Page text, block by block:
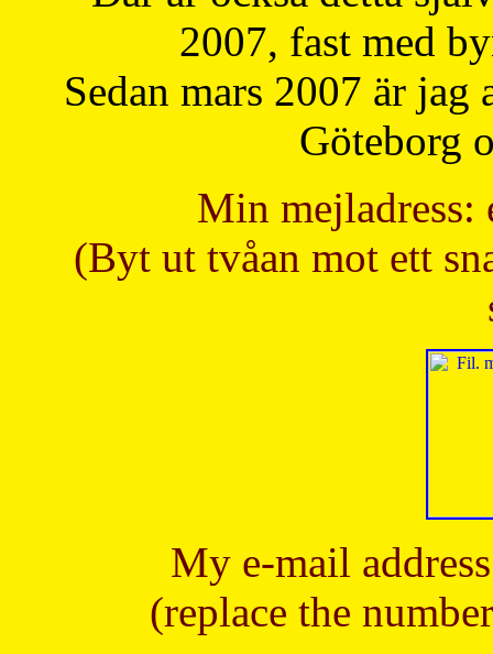
2007, fast med
Sedan mars 2007 är
Göteborg
Min mejladress:
(Byt ut tvåan mot ett
My e-mail
(replace the